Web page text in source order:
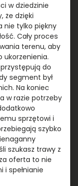
w dziedzinie
że dzięki
nie tylko piękny
Cały proces
terenu, aby
ukorzenienia.
do
segment był
Na koniec
w razie potrzeby
sprzętowi i
szybko
szukasz trawy z
oferta to nie
i spełnianie